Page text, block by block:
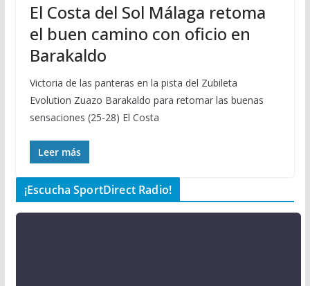
El Costa del Sol Málaga retoma
el buen camino con oficio en
Barakaldo
Victoria de las panteras en la pista del Zubileta
Evolution Zuazo Barakaldo para retomar las buenas
sensaciones (25-28) El Costa
Leer más
¡Escucha SportDirect Radio!